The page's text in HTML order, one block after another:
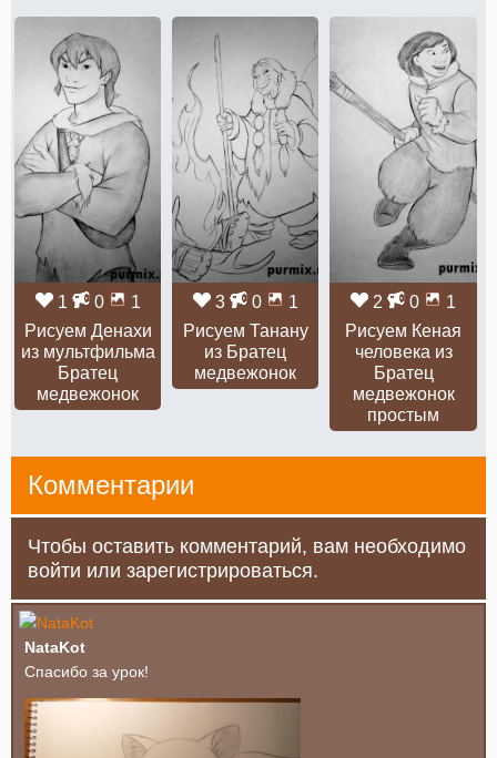
1 0
1
Рисуем Денахи
из мультфильма
Братец
медвежонок
3 0
1
Рисуем Танану
из Братец
медвежонок
2 0
1
Рисуем Кеная
человека из
Братец
медвежонок
простым
Комментарии
Чтобы оставить комментарий, вам необходимо
войти или зарегистрироваться.
NataKot
Спасибо за урок!